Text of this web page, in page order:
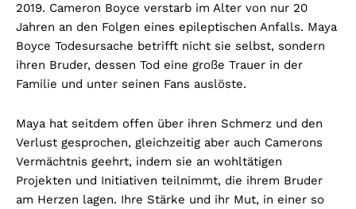
2019. Cameron Boyce verstarb im Alter von nur 20
Jahren an den Folgen eines epileptischen Anfalls. Maya
Boyce Todesursache betrifft nicht sie selbst, sondern
ihren Bruder, dessen Tod eine große Trauer in der
Familie und unter seinen Fans auslöste.
Maya hat seitdem offen über ihren Schmerz und den
Verlust gesprochen, gleichzeitig aber auch Camerons
Vermächtnis geehrt, indem sie an wohltätigen
Projekten und Initiativen teilnimmt, die ihrem Bruder
am Herzen lagen. Ihre Stärke und ihr Mut, in einer so